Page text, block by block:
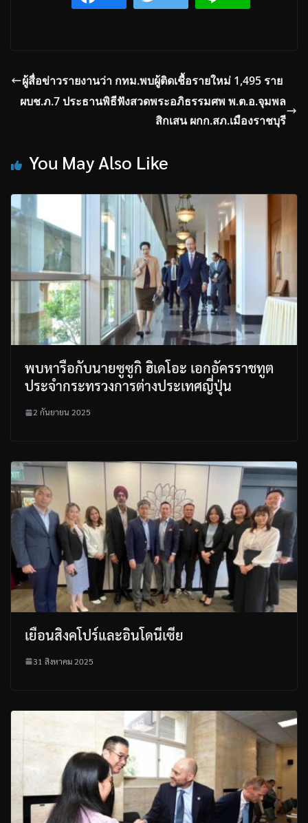
ผู้สื่อข่าวรายงานว่า กทม.พบผู้ติดเชื้อรายใหม่ 1,495 ราย
ผบช.ภ.7 ประธานพิธีฟังสวดพระอภิธรรมศพ พ.ต.อ.จุมพล
สิกเสน ผกก.สภ.เมืองราชบุรี
You May Also Like
พบหารือกับนายซูซูกิ ฮิเดโอะ เอกอัครราชทูต
ประจำกระทรวงการต่างประเทศญี่ปุ่น
2 กันยายน 2025
เยือนสิงคโปร์และอินโดนีเซีย
31 สิงหาคม 2025